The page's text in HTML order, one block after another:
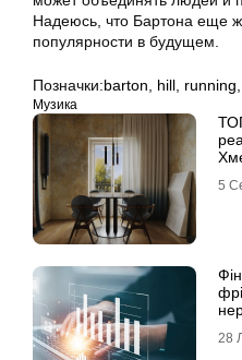
Надеюсь, что Бартона еще
популярности в будущем.
Позначки:barton, hill, running,
Музика
5
28